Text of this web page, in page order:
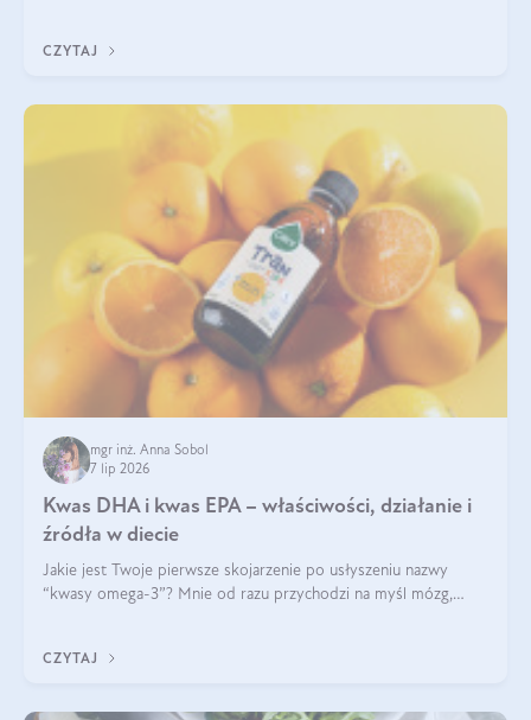
CZYTAJ
mgr inż. Anna Sobol
7 lip 2026
Kwas DHA i kwas EPA – właściwości, działanie i
źródła w diecie
Jakie jest Twoje pierwsze skojarzenie po usłyszeniu nazwy
“kwasy omega-3”? Mnie od razu przychodzi na myśl mózg,
EPA.
CZYTAJ